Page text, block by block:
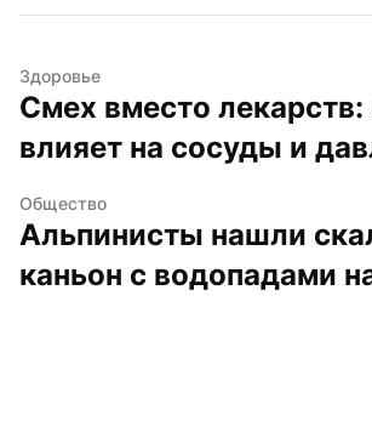
Здоровье
Смех вместо лекарств:
влияет на сосуды и
Общество
Альпинисты нашли
каньон с водопадами